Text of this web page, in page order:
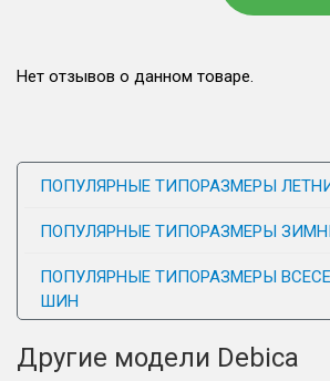
Нет отзывов о данном товаре.
ПОПУЛЯРНЫЕ ТИПОРАЗМЕРЫ
ПОПУЛЯРНЫЕ ТИПОРАЗМЕРЫ
ПОПУЛЯРНЫЕ ТИПОРАЗМЕРЫ
ШИН
Другие модели Debica